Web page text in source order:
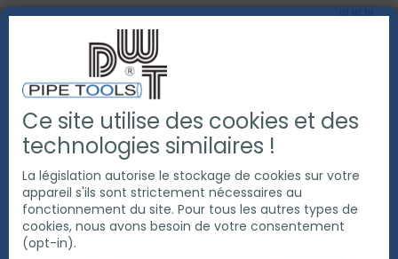
PRODUITS
COUPE ET CHANFREINAGE DE TUBE
MACHINES À COUPER ET CHANFREINER DE TUBE À FROID
ENTRAÎNEMENTS
SERVOMOTEUR
Ce site utilise des cookies et des
technologies similaires !
La législation autorise le stockage de cookies sur votre
appareil s'ils sont strictement nécessaires au
fonctionnement du site. Pour tous les autres types de
cookies, nous avons besoin de votre consentement
(opt-in).